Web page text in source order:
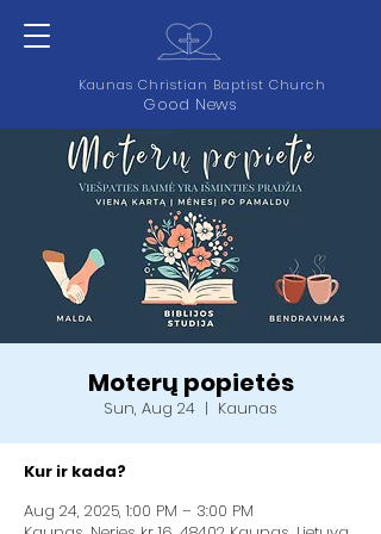
Kaunas Christian Baptist Church
Good News
Moterų popietės
Sun, Aug 24
  |
Kaunas
Kur ir kada?
Aug 24, 2025, 1:00 PM – 3:00 PM